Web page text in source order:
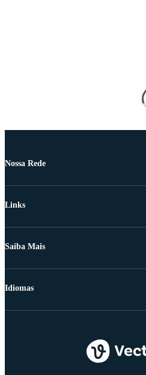
Nossa Rede
Links
Saiba Mais
Idiomas